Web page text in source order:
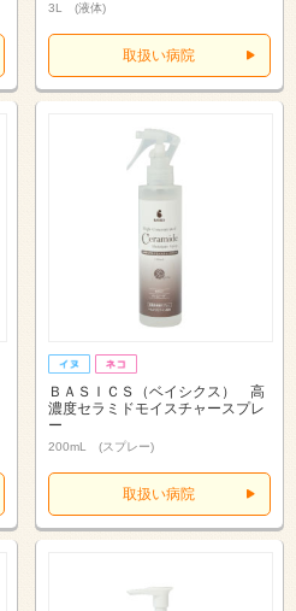
3L (液体)
取扱い病院
ＢＡＳＩＣＳ（ベイシクス） 高
濃度セラミドモイスチャースプレ
ー
200mL (スプレー)
取扱い病院